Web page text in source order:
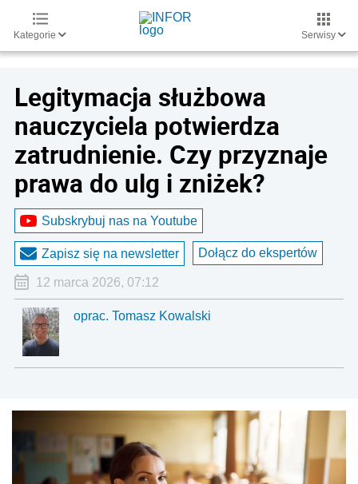
Kategorie Serwisy
Legitymacja służbowa
nauczyciela potwierdza
zatrudnienie. Czy przyznaje
prawa do ulg i zniżek?
Subskrybuj nas na Youtube
Zapisz się na newsletter Dołącz do ekspertów
12 marca 2026, 07:12
oprac. Tomasz Kowalski